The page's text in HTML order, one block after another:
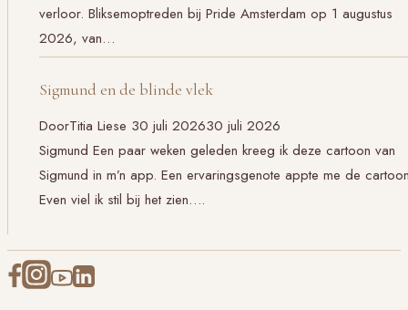
verloor. Bliksemoptreden bij Pride Amsterdam op 1 augustus
2026, van…
Sigmund en de blinde vlek
DoorTitia Liese 30 juli 202630 juli 2026
Sigmund Een paar weken geleden kreeg ik deze cartoon van
Sigmund in m’n app. Een ervaringsgenote appte me de
Even viel ik stil bij het zien….